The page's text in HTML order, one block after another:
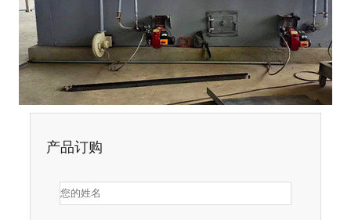
资质荣誉
联系我们
产品订购